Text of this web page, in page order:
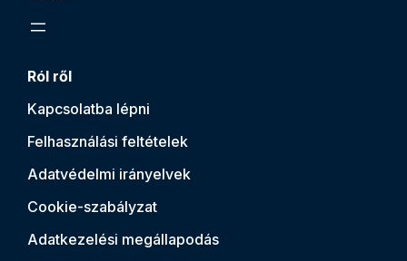
Ról ről
Kapcsolatba lépni
Felhasználási feltételek
Adatvédelmi irányelvek
Cookie-szabályzat
Adatkezelési megállapodás